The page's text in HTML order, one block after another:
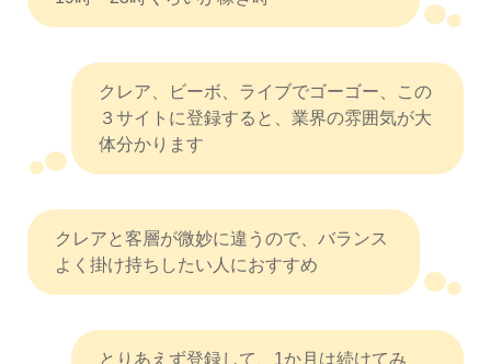
クレア、ビーボ、ライブでゴーゴー、この
３サイトに登録すると、業界の雰囲気が大
体分かります
クレアと客層が微妙に違うので、バランス
よく掛け持ちしたい人におすすめ
とりあえず登録して、1か月は続けてみ